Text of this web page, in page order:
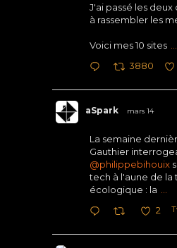
J'ai passé les
à rassembler les
Voici mes 10 sites
3880
aSpark mars 14
La semaine
Gauthier
@philippebihouix
tech à l'aune de la
écologique : la
2